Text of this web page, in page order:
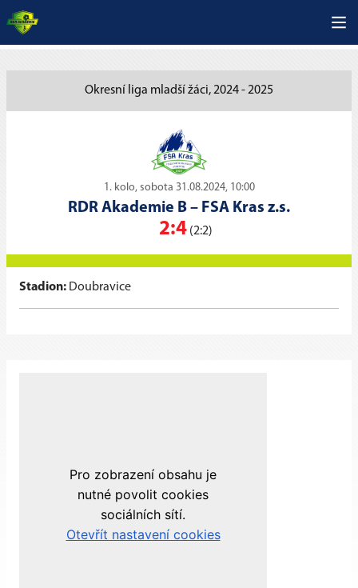
Okresní liga mladší žáci, 2024 - 2025
1. kolo, sobota 31.08.2024, 10:00
RDR Akademie B – FSA Kras z.s.
2:4 (2:2)
Stadion: Doubravice